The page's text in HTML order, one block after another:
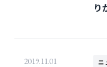
り
2019.11.01 ニ